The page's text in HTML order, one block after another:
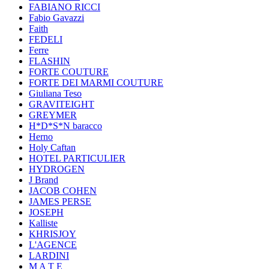
FABIANO RICCI
Fabio Gavazzi
Faith
FEDELI
Ferre
FLASHIN
FORTE COUTURE
FORTE DEI MARMI COUTURE
Giuliana Teso
GRAVITEIGHT
GREYMER
H*D*S*N baracco
Herno
Holy Caftan
HOTEL PARTICULIER
HYDROGEN
J Brand
JACOB COHEN
JAMES PERSE
JOSEPH
Kalliste
KHRISJOY
L'AGENCE
LARDINI
M A T E